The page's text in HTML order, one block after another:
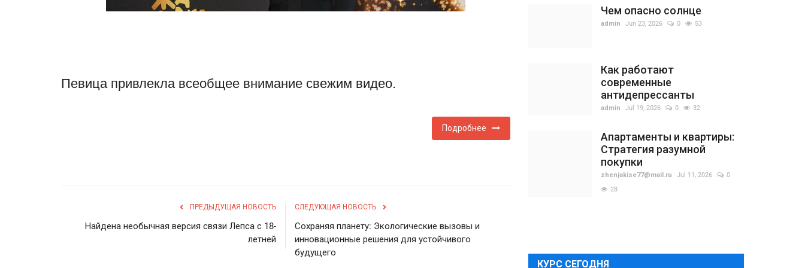
Певица привлекла всеобщее внимание свежим видео.
Подробнее
ПРЕДЫДУЩАЯ НОВОСТЬ
Найдена необычная версия связи Лепса с 18-
летней
СЛЕДУЮЩАЯ НОВОСТЬ
Сохраняя планету: Экологические вызовы и
инновационные решения для устойчивого
будущего
Чем опасно солнце
admin Jun 23, 2026 0 53
Как работают
современные
антидепрессанты
admin Jul 19, 2026 0 32
Апартаменты и квартиры:
Стратегия разумной
покупки
zhenjakise77@mail.ru Jul 11, 2026
0
28
КУРС СЕГОДНЯ